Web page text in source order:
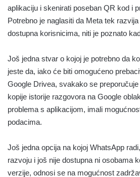
aplikaciju i skenirati poseban QR kod i
Potrebno je naglasiti da Meta tek
dostupna korisnicima, niti je poznato
Još jedna stvar o kojoj je potrebno da
jeste da, iako će biti omogućeno
Google Drivea, svakako se
kopije istorije razgovora na Google
problema s aplikacijom, imali
podacima.
Još jedna opcija na kojoj WhatsApp
razvoju i još nije dostupna ni osobama
verzije, odnosi se na mogućnost